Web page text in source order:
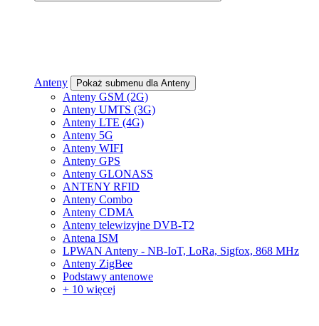
Anteny Pokaż submenu dla Anteny
Anteny GSM (2G)
Anteny UMTS (3G)
Anteny LTE (4G)
Anteny 5G
Anteny WIFI
Anteny GPS
Anteny GLONASS
ANTENY RFID
Anteny Combo
Anteny CDMA
Anteny telewizyjne DVB-T2
Antena ISM
LPWAN Anteny - NB-IoT, LoRa, Sigfox, 868 MHz
Anteny ZigBee
Podstawy antenowe
+ 10 więcej